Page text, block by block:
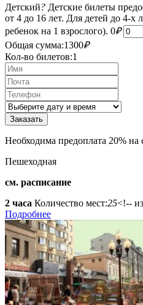
Детский? Детские билеты
от 4 до 16 лет. Для детей до 4-х
ребенок на 1 взрослого). 0₽
Общая сумма:1300₽
Кол-во билетов:1
Необходима предоплата 20%
Пешеходная
см. расписание
2 часа Количество мест:25<!-- из
Подробнее